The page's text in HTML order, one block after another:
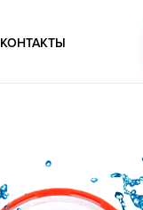
КОНТАКТЫ